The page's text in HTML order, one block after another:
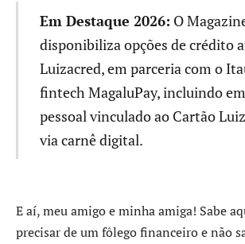
Em Destaque 2026: O
disponibiliza opções de crédito
Luizacred, em parceria com o
fintech MagaluPay, incluindo
pessoal vinculado ao Cartão
via carnê digital.
E aí, meu amigo e minha amiga! Sabe
precisar de um fôlego financeiro e não